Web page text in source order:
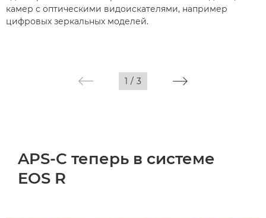
камер с оптическими видоискателями, например
цифровых зеркальных моделей.
1 / 3
APS-C теперь в системе
EOS R